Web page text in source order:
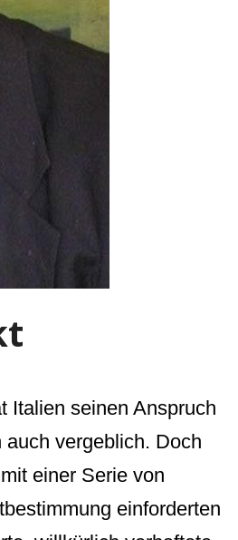
Italien seinen Anspruch
vergeblich. Doch
einer Serie von
einforderten